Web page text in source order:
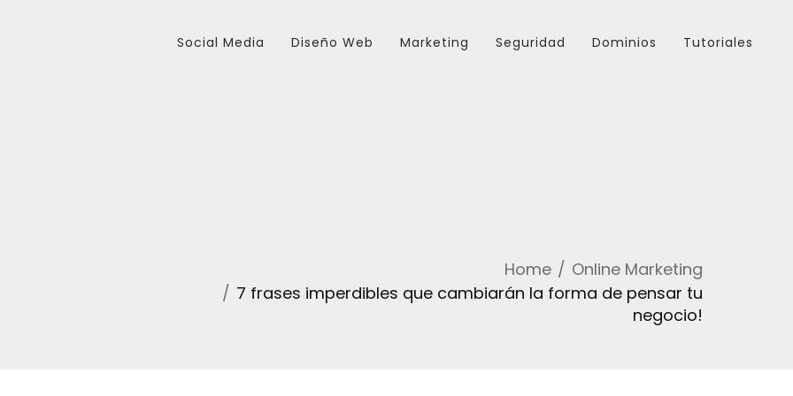
Social Media Diseño Web Marketing Seguridad Dominios Tutoriales
Home
Online Marketing
7 frases imperdibles que cambiarán la forma de pensar tu
negocio!